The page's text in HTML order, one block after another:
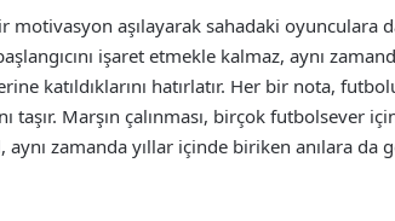
motivasyon aşılayarak sahadaki oyunculara
işaret etmekle kalmaz, aynı
katıldıklarını hatırlatır. Her bir nota,
taşır. Marşın çalınması, birçok futbolsever
aynı zamanda yıllar içinde biriken anılara da